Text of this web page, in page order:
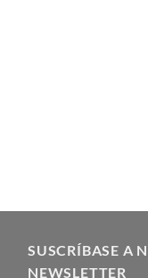
SUSCRÍBASE A
NEWSLETTER